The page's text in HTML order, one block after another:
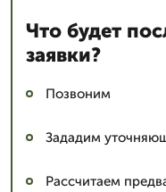
Что будет
заявки?
Позвоним
Зададим
Рассчитаем